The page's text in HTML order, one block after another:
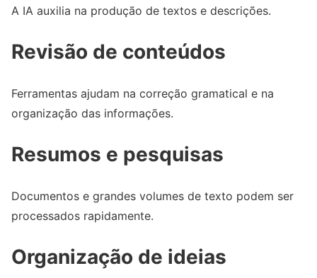
A IA auxilia na produção de textos e descrições.
Revisão de conteúdos
Ferramentas ajudam na correção gramatical e na
organização das informações.
Resumos e pesquisas
Documentos e grandes volumes de texto podem ser
processados rapidamente.
Organização de ideias